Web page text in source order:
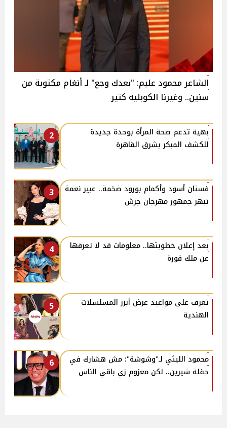
الشاعر محمود عليم: "بعدك وجع" لـ أنغام مكتوبة من
سنين.. وغيرنا الكوبليه كتير
2
بهية تدعم صحة المرأة بوحدة جديدة
للكشف المبكر بشرق القاهرة
3
فستان أسود وأكمام بورود ضخمة.. عبير نعمة
تبهر جمهور مهرجان جرش
4
بعد إعلان خطوبتها.. معلومات قد لا تعرفها
عن ملك قورة
5
تعرف على مواعيد عرض أبرز المسلسلات
الهندية
6
محمود الليثي لـ"وشوشة": مش هشارك في
حفلة شيرين.. لكن معزوم زي باقي الناس